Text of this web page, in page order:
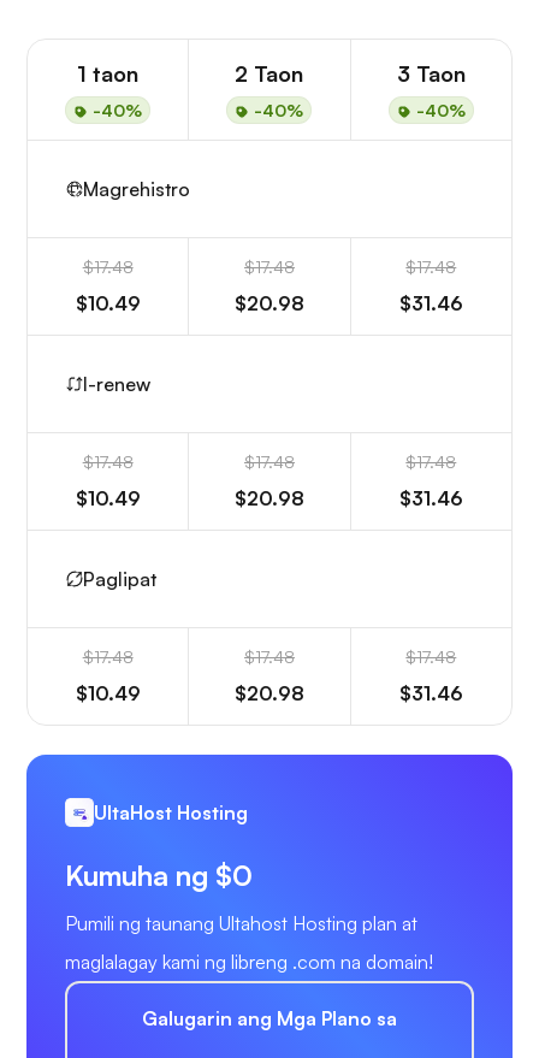
1 taon
-40%
2 Taon
-40%
3 Taon
-40%
Magrehistro
$17.48
$10.49
$17.48
$20.98
$17.48
$31.46
I-renew
$17.48
$10.49
$17.48
$20.98
$17.48
$31.46
Paglipat
$17.48
$10.49
$17.48
$20.98
$17.48
$31.46
UltaHost Hosting
Kumuha ng $0
Pumili ng taunang Ultahost Hosting plan at
maglalagay kami ng libreng .com na domain!
Galugarin ang Mga Plano sa